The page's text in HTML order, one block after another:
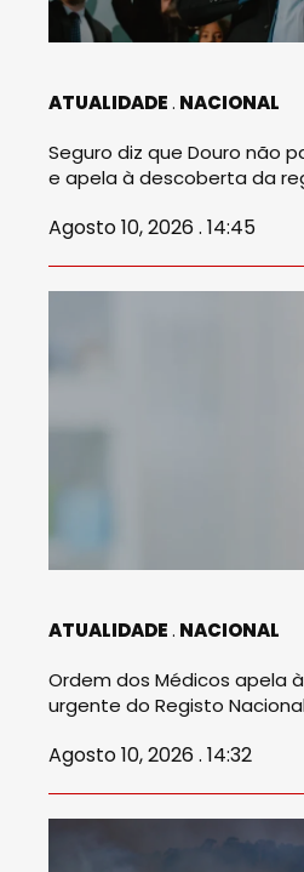
ATUALIDADE NACIONAL
Seguro diz que Douro não
e apela à descoberta da
Agosto 10, 2026 . 14:45
ATUALIDADE NACIONAL
Ordem dos Médicos apela
urgente do Registo
Agosto 10, 2026 . 14:32